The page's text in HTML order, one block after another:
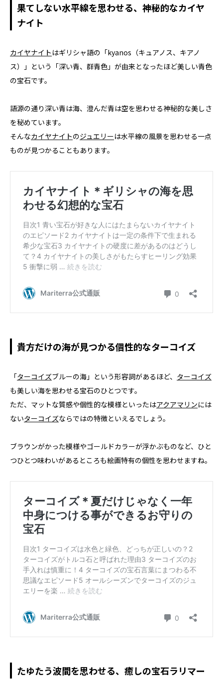
果てしない水平線を思わせる、神秘的なカイヤ
ナイト
カイヤナイト はギリシャ語の「kyanos（キュアノス、キアノ
ス）」という「深い青、群青色」が由来となったほど美しい青色
の宝石です。
語源の通り深い青は海、澄んだ青は空を思わせる神秘的な美しさ
を秘めています。
そんなカイヤナイトのジュエリーは水平線の風景を思わせる一点
ものが見つかることもあります。
貴方だけの海が見つかる個性的なターコイズ
「ターコイズブルーの海」という形容詞があるほど、 ターコイズ
も美しい海を思わせる宝石のひとつです。
ただ、マットな質感や個性的な模様といったはアクアマリンには
ないターコイズならではの特徴といえるでしょう。
ブラウンがかった模様やゴールドカラーが浮かぶものなど、ひと
つひとつ味わいがあるところも絵画特有の個性を思わせますね。
たゆたう波間を思わせる、癒しの宝石ラリマー